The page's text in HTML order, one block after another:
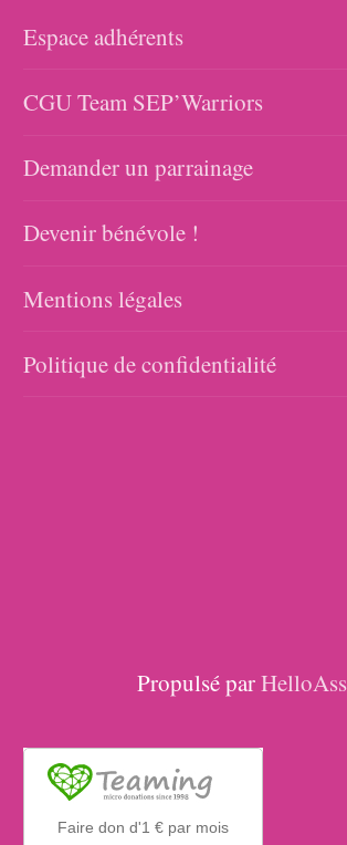
Espace adhérents
CGU Team SEP’Warriors
Demander un parrainage
Devenir bénévole !
Mentions légales
Politique de confidentialité
Propulsé par